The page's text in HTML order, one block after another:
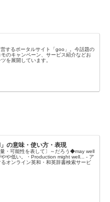
するポータルサイト「goo」。今話題の
モのキャンペーン、サービス紹介などお
を展開しています。
の意味・使い方・表現
・可能性を表して〕～だろう◆may well
やや低い。・Production might well... - ア
オンライン英和・和英辞書検索サービ